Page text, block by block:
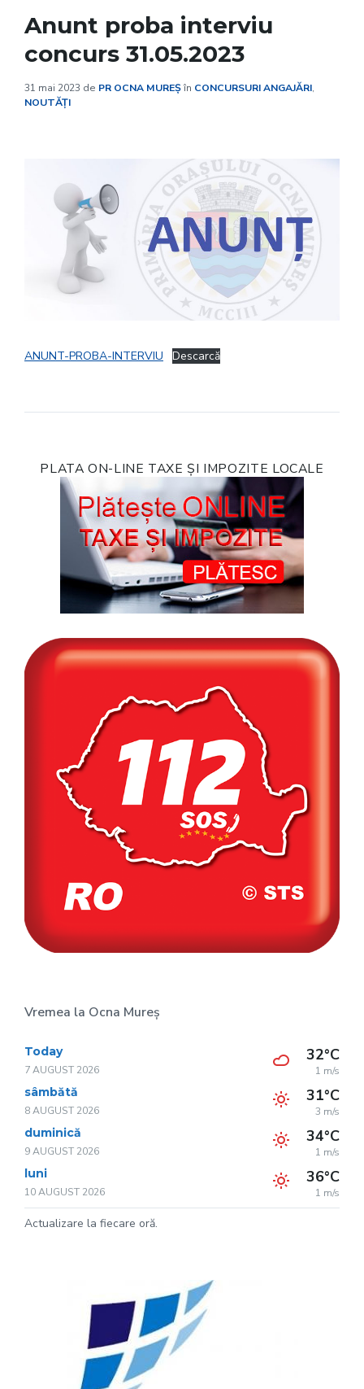
Anunt proba interviu
concurs 31.05.2023
31 mai 2023 de PR OCNA MUREȘîn CONCURSURI ANGAJĂRI,
NOUTĂȚI
ANUNT-PROBA-INTERVIU Descarcă
PLATA ON-LINE TAXE ȘI IMPOZITE LOCALE
Vremea la Ocna Mureș
Today
7 AUGUST 2026
32°C
1 m/s
sâmbătă
8 AUGUST 2026
31°C
3 m/s
duminică
9 AUGUST 2026
34°C
1 m/s
luni
10 AUGUST 2026
36°C
1 m/s
Actualizare la fiecare oră.